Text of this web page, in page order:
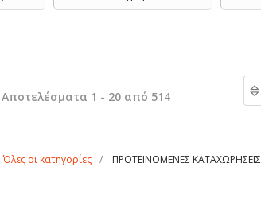
Αποτελέσματα 1 - 20 από 514
Όλες οι κατηγορίες ΠΡΟΤΕΙΝΟΜΕΝΕΣ ΚΑΤΑΧΩΡΗΣΕΙΣ